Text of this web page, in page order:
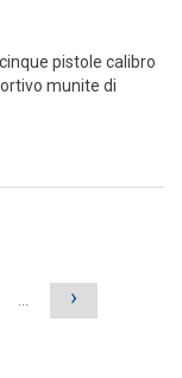
pistole calibro
munite di
…
›